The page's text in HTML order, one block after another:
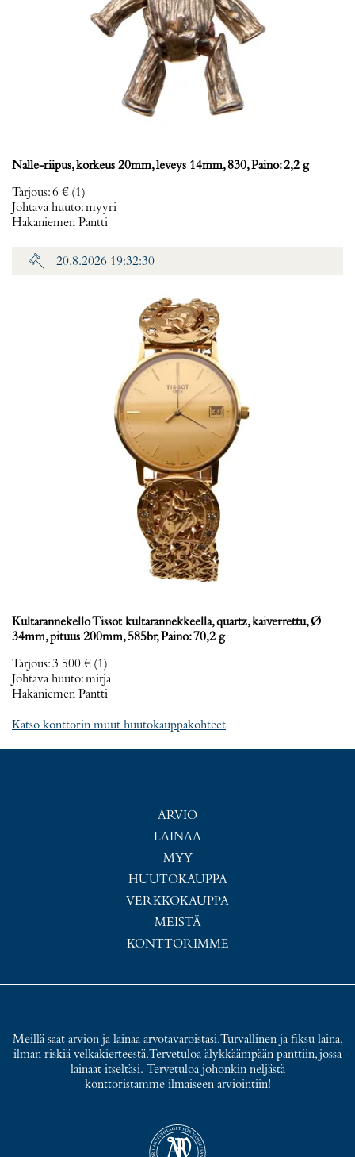
Nalle-riipus, korkeus 20mm, leveys 14mm, 830, Paino: 2,2 g
Tarjous:6 € (1)
Johtava huuto:myyri
Hakaniemen Pantti
20.8.2026 19:32:30
Kultarannekello Tissot kultarannekkeella, quartz, kaiverrettu, Ø
34mm, pituus 200mm, 585br, Paino: 70,2 g
Tarjous:3 500 € (1)
Johtava huuto:mirja
Hakaniemen Pantti
Katso konttorin muut huutokauppakohteet
ARVIO
LAINAA
MYY
HUUTOKAUPPA
VERKKOKAUPPA
MEISTÄ
KONTTORIMME
Meillä saat arvion ja lainaa arvotavaroistasi. Turvallinen ja fiksu laina,
ilman riskiä velkakierteestä. Tervetuloa älykkäämpään panttiin, jossa
lainaat itseltäsi. Tervetuloa johonkin neljästä
konttoristamme ilmaiseen arviointiin!